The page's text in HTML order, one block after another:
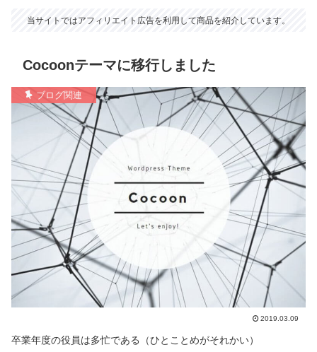
当サイトではアフィリエイト広告を利用して商品を紹介しています。
Cocoonテーマに移行しました
ブログ関連
2019.03.09
卒業年度の役員は多忙である（ひとことめがそれかい）